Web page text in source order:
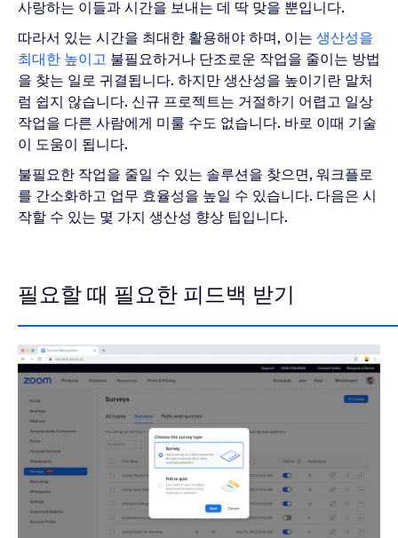
사랑하는 이들과 시간을 보내는 데 딱 맞을 뿐입니다.
따라서 있는 시간을 최대한 활용해야 하며, 이는 생산성을
최대한 높이고 불필요하거나 단조로운 작업을 줄이는 방법
을 찾는 일로 귀결됩니다. 하지만 생산성을 높이기란 말처
럼 쉽지 않습니다. 신규 프로젝트는 거절하기 어렵고 일상
작업을 다른 사람에게 미룰 수도 없습니다. 바로 이때 기술
이 도움이 됩니다.
불필요한 작업을 줄일 수 있는 솔루션을 찾으면, 워크플로
를 간소화하고 업무 효율성을 높일 수 있습니다. 다음은 시
작할 수 있는 몇 가지 생산성 향상 팁입니다.
필요할 때 필요한 피드백 받기